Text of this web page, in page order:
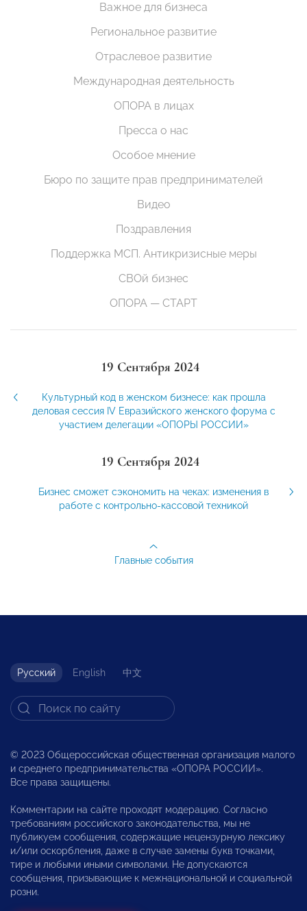
Важное для бизнеса
Региональное развитие
Отраслевое развитие
Международная деятельность
ОПОРА в лицах
Пресса о нас
Особое мнение
Бюро по защите прав предпринимателей
Видео
Поздравления
Поддержка МСП. Антикризисные меры
СВОй бизнес
ОПОРА — СТАРТ
19 Сентября 2024
Культурный код в женском бизнесе: как прошла
деловая сессия IV Евразийского женского форума с
участием делегации «ОПОРЫ РОССИИ»
19 Сентября 2024
Бизнес сможет сэкономить на чеках: изменения в
работе с контрольно-кассовой техникой
Главные события
Русский English 中文
© 2023 Общероссийская общественная организация малого
и среднего предпринимательства «ОПОРА РОССИИ».
Все права защищены.
Комментарии на сайте проходят модерацию. Согласно
требованиям российского законодательства, мы не
публикуем сообщения, содержащие нецензурную лексику
и/или оскорбления, даже в случае замены букв точками,
тире и любыми иными символами. Не допускаются
сообщения, призывающие к межнациональной и социальной
розни.